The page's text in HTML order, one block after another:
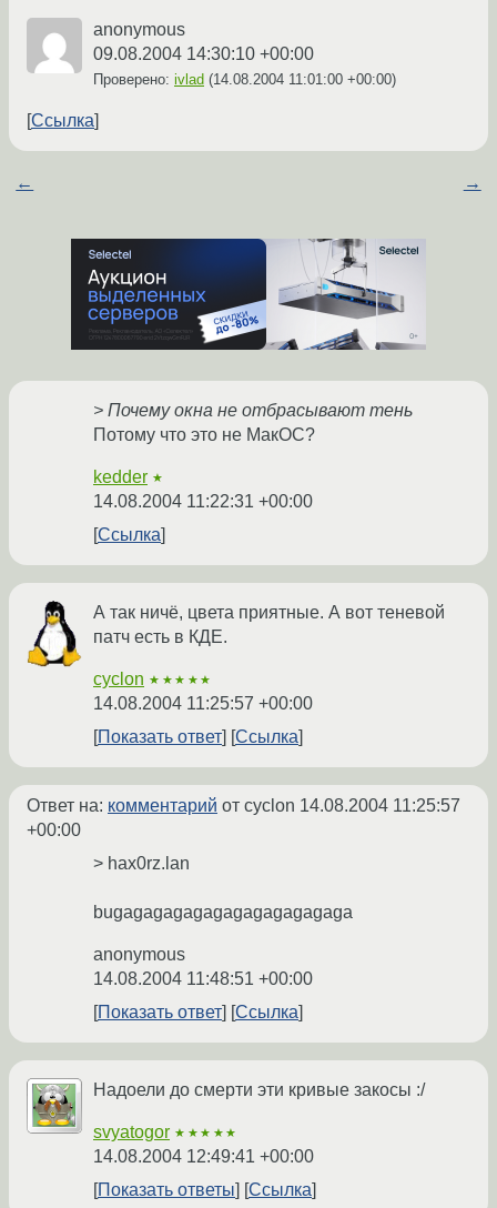
anonymous
09.08.2004 14:30:10 +00:00
Проверено: ivlad (14.08.2004 11:01:00 +00:00)
Ссылка
← →
> Почему окна не отбрасывают тень
Потому что это не МакОС?
kedder ★
14.08.2004 11:22:31 +00:00
Ссылка
А так ничё, цвета приятные. А вот теневой
патч есть в КДЕ.
cyclon ★★★★★
14.08.2004 11:25:57 +00:00
Показать ответ
Ссылка
Ответ на: комментарий от cyclon 14.08.2004 11:25:57
+00:00
> hax0rz.lan
bugagagagagagagagagagagaga
anonymous
14.08.2004 11:48:51 +00:00
Показать ответ
Ссылка
Надоели до смерти эти кривые закосы :/
svyatogor ★★★★★
14.08.2004 12:49:41 +00:00
Показать ответы
Ссылка